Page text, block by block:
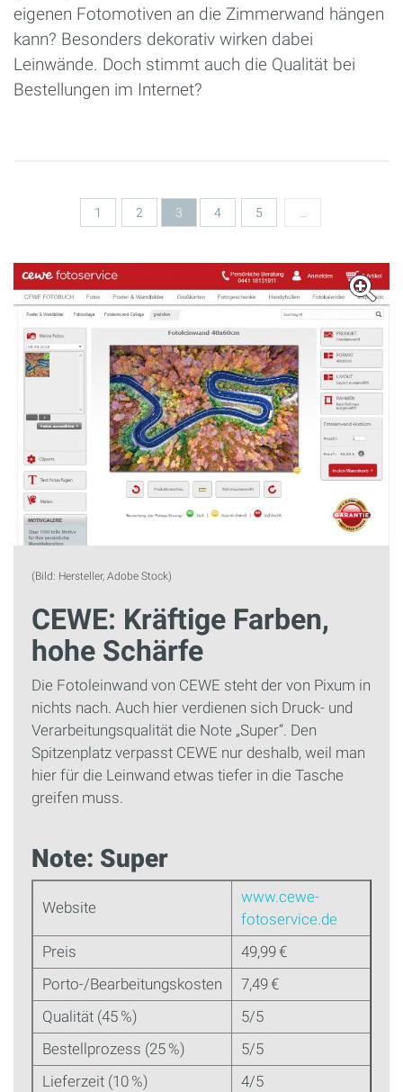
eigenen Fotomotiven an die Zimmerwand hängen
kann? Besonders dekorativ wirken dabei
Leinwände. Doch stimmt auch die Qualität bei
Bestellungen im Internet?
1 2 3 4 5
(Bild: Hersteller, Adobe Stock)
CEWE: Kräftige Farben,
hohe Schärfe
Die Fotoleinwand von CEWE steht der von Pixum in
nichts nach. Auch hier verdienen sich Druck- und
Verarbeitungsqualität die Note „Super“. Den
Spitzenplatz verpasst CEWE nur deshalb, weil man
hier für die Leinwand etwas tiefer in die Tasche
greifen muss.
Note: Super
Website
www.cewe-
fotoservice.de
Preis
49,99 €
Porto-/Bearbeitungskosten
7,49 €
Qualität (45 %)
5/5
Bestellprozess (25 %)
5/5
Lieferzeit (10 %)
4/5